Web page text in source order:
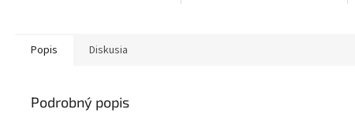
Popis Diskusia
Podrobný popis